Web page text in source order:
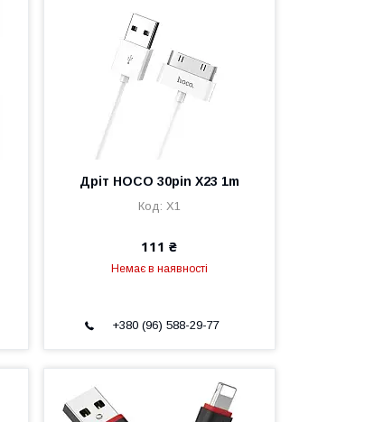
Дріт HOCO 30pin X23 1m
X1
111 ₴
Немає в наявності
+380 (96) 588-29-77